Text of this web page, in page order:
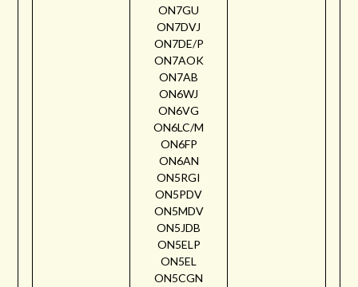
ON7GU
ON7DVJ
ON7DE/P
ON7AOK
ON7AB
ON6WJ
ON6VG
ON6LC/M
ON6FP
ON6AN
ON5RGI
ON5PDV
ON5MDV
ON5JDB
ON5ELP
ON5EL
ON5CGN